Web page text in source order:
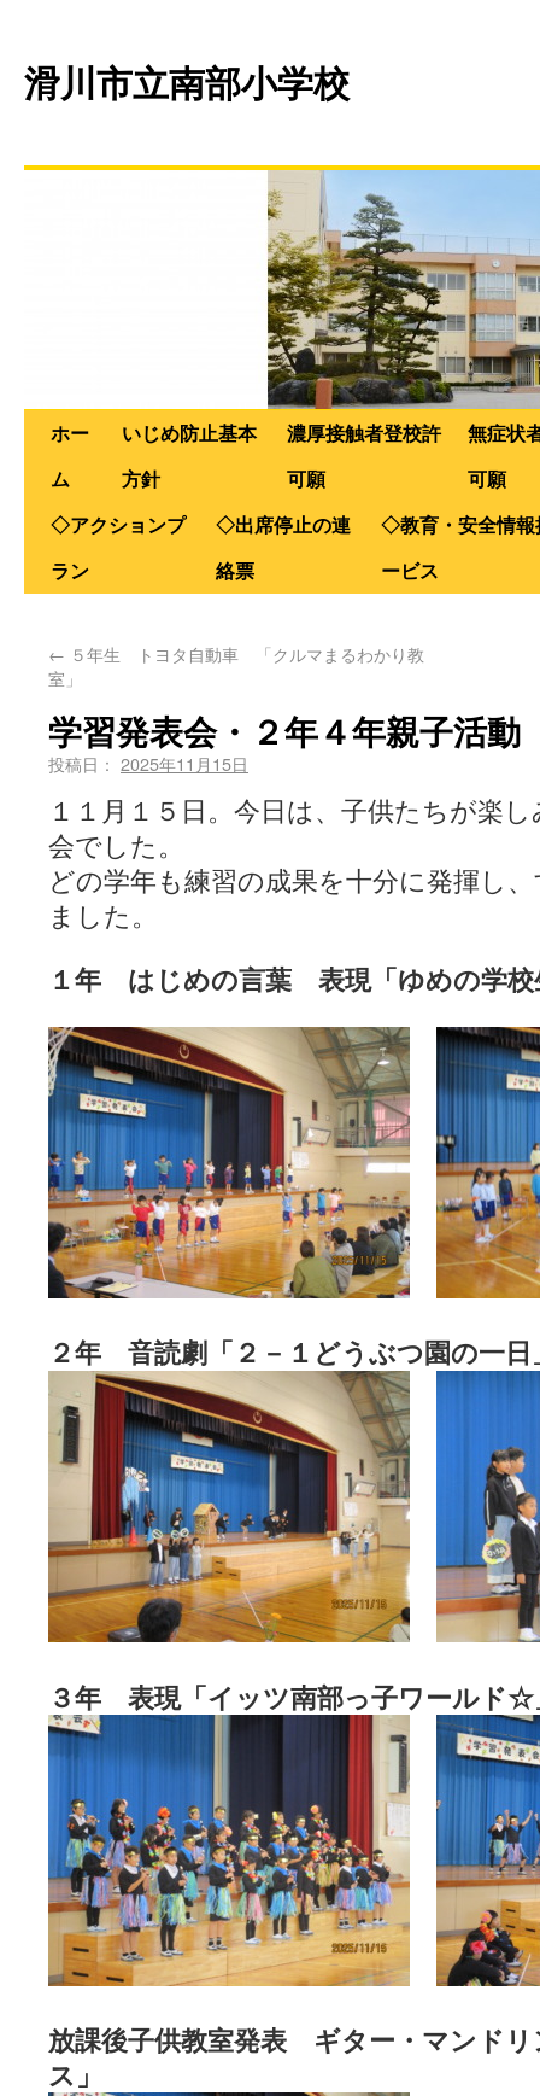
滑川市立南部小学校
ホー
ム
いじめ防止基本
方針
濃厚接触者登校許
可願
無症状
可願
◇アクションプ
ラン
◇出席停止の連
絡票
◇教育・安全情報
ービス
← ５年生 トヨタ自動車 「クルマまるわかり教
室」
学習発表会・２年４年親子活動
投稿日： 2025年11月15日
１１月１５日。今日は、子供たちが楽
会でした。
どの学年も練習の成果を十分に発揮し
ました。
１年 はじめの言葉 表現「ゆめの学校
２年 音読劇「２－１どうぶつ園の一日
３年 表現「イッツ南部っ子ワールド☆
放課後子供教室発表 ギター・マンド
ス」